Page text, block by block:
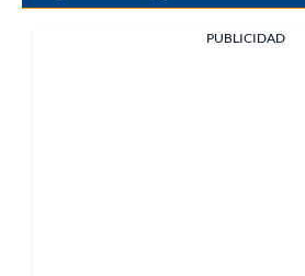
PUBLICIDAD